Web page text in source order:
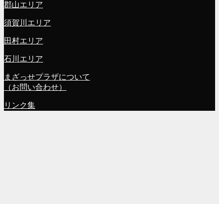
郡山エリア
須賀川エリア
田村エリア
石川エリア
まざっせプラザについて
（お問い合わせ）
リンク集